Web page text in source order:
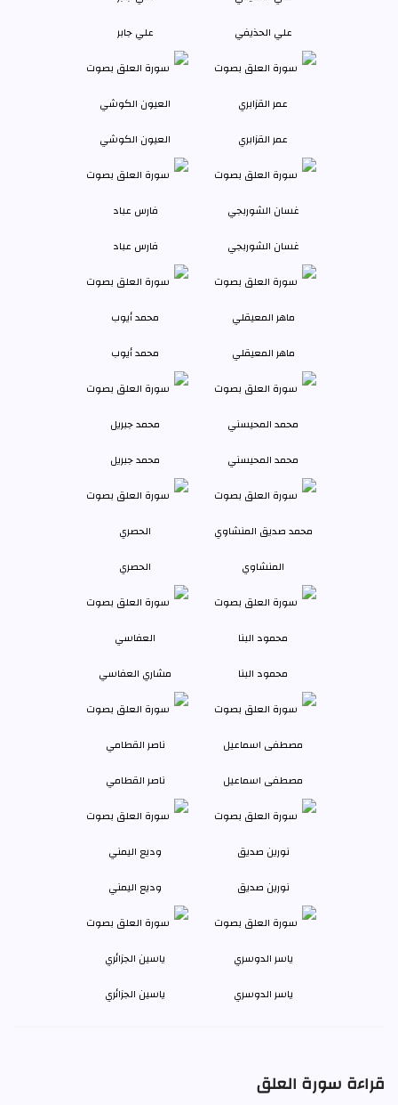
علي الحذيفي علي جابر
عمر القزابري العيون الكوشي
غسان الشوربجي فارس عباد
ماهر المعيقلي محمد أيوب
محمد المحيسني محمد جبريل
المنشاوي الحصري
محمود البنا مشاري العفاسي
مصطفى اسماعيل ناصر القطامي
نورين صديق وديع اليمني
ياسر الدوسري ياسين الجزائري
قراءة سورة العلق